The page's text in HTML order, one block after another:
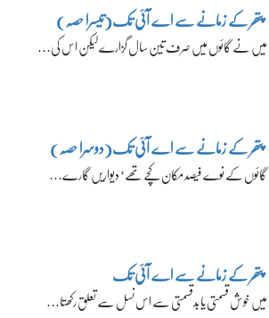
پتھر کے زمانے سے اے آئی تک(تیسرا حصہ)
میں نے گائوں میں صرف تین سال گزارے لیکن اس کی…
پتھر کے زمانے سے اے آئی تک(دوسرا حصہ)
گائوں کے نوے فیصد مکان کچے تھے‘ دیواریں گارے…
پتھر کے زمانے سے اے آئی تک
میں خوش قسمتی یا بدقسمتی سے اس نسل سے تعلق رکھتا…